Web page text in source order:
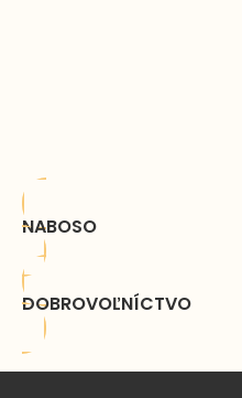
NABOSO
DOBROVOĽNÍCTVO